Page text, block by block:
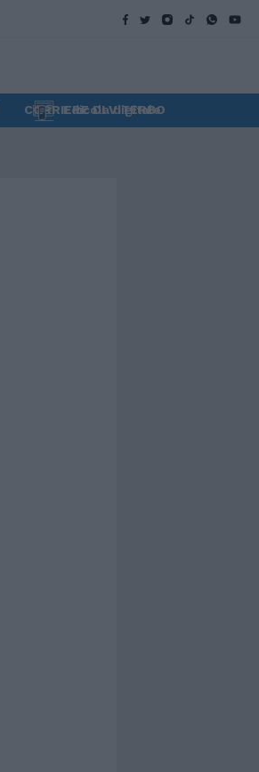
CORRIERE DI VITERBO
Edicola digitale